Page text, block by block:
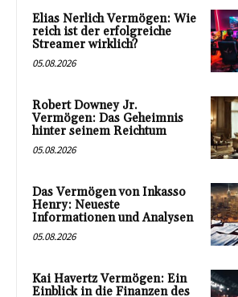
Elias Nerlich Vermögen: Wie
reich ist der erfolgreiche
Streamer wirklich?
05.08.2026
Robert Downey Jr.
Vermögen: Das Geheimnis
hinter seinem Reichtum
05.08.2026
Das Vermögen von Inkasso
Henry: Neueste
Informationen und Analysen
05.08.2026
Kai Havertz Vermögen: Ein
Einblick in die Finanzen des